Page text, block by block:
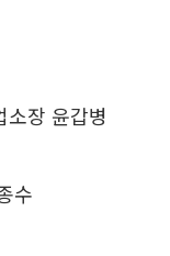
장 윤갑병
수